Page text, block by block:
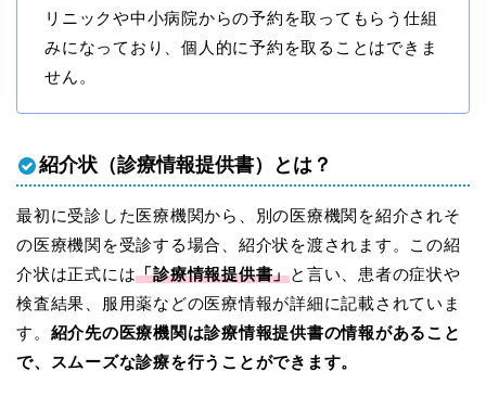
リニックや中小病院からの予約を取ってもらう仕組
みになっており、個人的に予約を取ることはできま
せん。
紹介状（診療情報提供書）とは？
最初に受診した医療機関から、別の医療機関を紹介されそ
の医療機関を受診する場合、紹介状を渡されます。この紹
介状は正式には「診療情報提供書」と言い、患者の症状や
検査結果、服用薬などの医療情報が詳細に記載されていま
す。 紹介先の医療機関は診療情報提供書の情報があること
で、スムーズな診療を行うことができます。